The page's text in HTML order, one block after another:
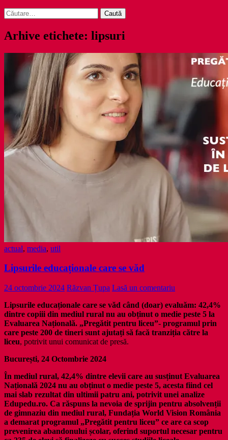
Caută
după:
Arhive etichete: lipsuri
actual, media, util
Lipsurile educaționale care se văd
24 octombrie 2024 Răzvan Țupa Lasă un comentariu
Lipsurile educaționale care se văd când (doar) evaluăm: 42,4%
dintre copiii din mediul rural nu au obținut o medie peste 5 la
Evaluarea Națională. „Pregătit pentru liceu”- programul prin
care peste 200 de tineri sunt ajutați să facă tranziția către la
liceu, potrivit unui comunicat de presă.
București, 24 Octombrie 2024
În mediul rural, 42,4% dintre elevii care au susținut Evaluarea
Națională 2024 nu au obținut o medie peste 5, acesta fiind cel
mai slab rezultat din ultimii patru ani, potrivit unei analize
Edupedu.ro. Ca răspuns la nevoia de sprijin pentru absolvenții
de gimnaziu din mediul rural, Fundația World Vision România
a demarat programul „Pregătit pentru liceu” ce are ca scop
prevenirea abandonului școlar, oferind suportul necesar pentru